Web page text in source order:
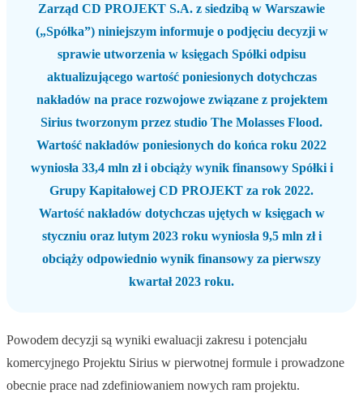
Zarząd CD PROJEKT S.A. z siedzibą w Warszawie
(„Spółka”) niniejszym informuje o podjęciu decyzji w
sprawie utworzenia w księgach Spółki odpisu
aktualizującego wartość poniesionych dotychczas
nakładów na prace rozwojowe związane z projektem
Sirius tworzonym przez studio The Molasses Flood.
Wartość nakładów poniesionych do końca roku 2022
wyniosła 33,4 mln zł i obciąży wynik finansowy Spółki i
Grupy Kapitałowej CD PROJEKT za rok 2022.
Wartość nakładów dotychczas ujętych w księgach w
styczniu oraz lutym 2023 roku wyniosła 9,5 mln zł i
obciąży odpowiednio wynik finansowy za pierwszy
kwartał 2023 roku.
Powodem decyzji są wyniki ewaluacji zakresu i potencjału
komercyjnego Projektu Sirius w pierwotnej formule i prowadzone
obecnie prace nad zdefiniowaniem nowych ram projektu.